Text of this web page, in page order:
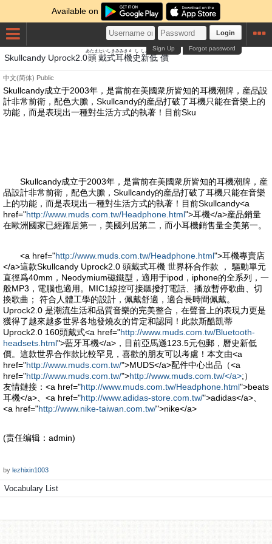
Available on
Login
Forgot password
Sign Up
Skullcandy Uprock2.0頭
あたま
戴
たい
式
しき
耳
みみ
機
き＃
史
し
新
しん
低
てい
價
あたい
中文(简体) Public
Skullcandy成立于2003年，是當前在美國衆所皆知的耳機潮牌，産品設
計非常前衛，配色大膽，Skullcandy的産品打破了耳機只能在音樂上的
功能，而是表現出一種對生活方式的執著！目前Sku
Skullcandy成立于2003年，是當前在美國衆所皆知的耳機潮牌，産
品設計非常前衛，配色大膽，Skullcandy的産品打破了耳機只能在音樂
上的功能，而是表現出一種對生活方式的執著！目前Skullcandy<a
href="http://www.muds.com.tw/Headphone.html">耳機</a>産品銷量
在歐洲國家已經躍居第一，美國列居第二，而小耳機銷售量全美第一。
<a href="http://www.muds.com.tw/Headphone.html">耳機專賣店
</a>這款Skullcandy Uprock2.0 頭戴式耳機 世界杯合作款 ， 驅動單元
直徑爲40mm，Neodymium磁鐵型，適用于ipod，iphone的全系列，一
般MP3，電腦也適用。MIC1線控可接聽撥打電話、播放暫停歌曲、切
換歌曲； 符合人體工學的設計，佩戴舒適，適合長時間佩戴。
Uprock2.0 是潮流生活和品質音樂的完美整合，在聲音上的表現力更是
獲得了越來越多世界各地發燒友的肯定和認同！此款斯酷凱蒂
Uprock2.0 160頭戴式<a href="http://www.muds.com.tw/Bluetooth-
headsets.html">藍牙耳機</a>，目前亞馬遜123.5元包郵，曆史新低
價。這款世界合作款比較罕見，喜歡的朋友可以考慮！本文由<a
href="http://www.muds.com.tw/">MUDS</a>配件中心出品（<a
href="http://www.muds.com.tw/">http://www.muds.com.tw/</a>;）
友情鏈接：<a href="http://www.muds.com.tw/Headphone.html">beats
耳機</a>、<a href="http://www.adidas-store.com.tw/">adidas</a>、
<a href="http://www.nike-taiwan.com.tw/">nike</a>
(责任编辑：admin)
by lezhixin1003
Vocabulary List